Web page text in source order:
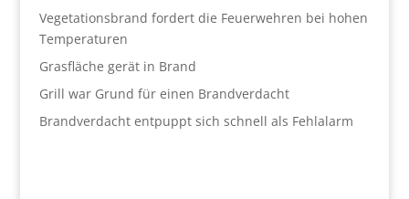
Vegetationsbrand fordert die Feuerwehren bei hohen
Temperaturen
Grasfläche gerät in Brand
Grill war Grund für einen Brandverdacht
Brandverdacht entpuppt sich schnell als Fehlalarm